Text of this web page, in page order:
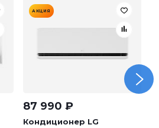
АКЦИЯ
87 990 ₽
Кондиционер LG